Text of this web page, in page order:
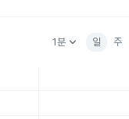
1분keyboard_arrow_down 일 주